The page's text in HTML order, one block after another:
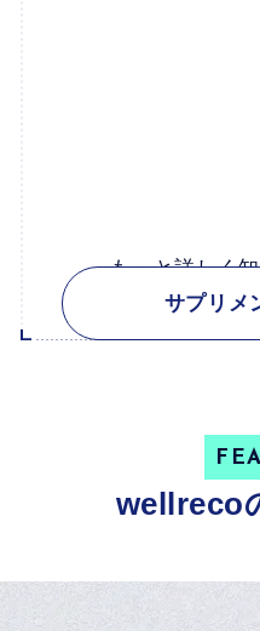
もっと詳しく
サプリメ
wellreco